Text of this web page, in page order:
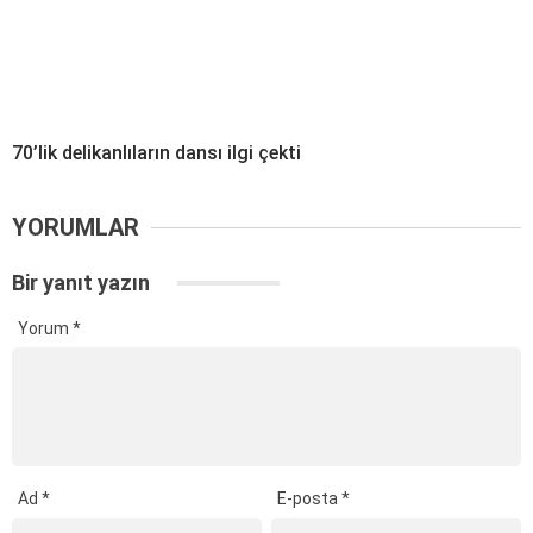
70’lik delikanlıların dansı ilgi çekti
YORUMLAR
Bir yanıt yazın
Yorum *
Ad * E-posta*